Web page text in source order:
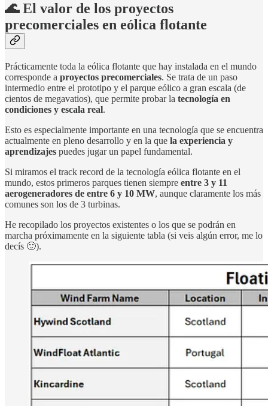
🌊 El valor de los proyectos
precomerciales en eólica flotante
Prácticamente toda la eólica flotante que hay instalada en el mundo
corresponde a proyectos precomerciales. Se trata de un paso
intermedio entre el prototipo y el parque eólico a gran escala (de
cientos de megavatios), que permite probar la tecnología en
condiciones y escala real.
Esto es especialmente importante en una tecnología que se encuentra
actualmente en pleno desarrollo y en la que la experiencia y
aprendizajes puedes jugar un papel fundamental.
Si miramos el track record de la tecnología eólica flotante en el
mundo, estos primeros parques tienen siempre entre 3 y 11
aerogeneradores de entre 6 y 10 MW, aunque claramente los más
comunes son los de 3 turbinas.
He recopilado los proyectos existentes o los que se podrán en
marcha próximamente en la siguiente tabla (si veis algún error, me lo
decís 🙂).